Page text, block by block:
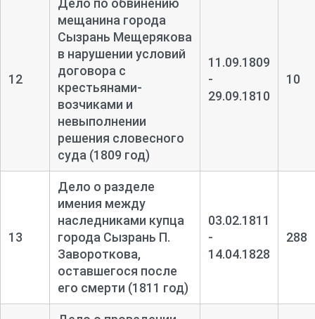
12
Дело по обвинению
мещанина города
Сызрань Мещерякова
в нарушении условий
договора с
крестьянами-
возчиками и
невыполнении
решения словесного
суда (1809 год)
11.09.1809
-
29.09.1810
10
13
Дело о разделе
имения между
наследниками купца
города Сызрань П.
Завороткова,
оставшегося после
его смерти (1811 год)
03.02.1811
-
14.04.1828
288